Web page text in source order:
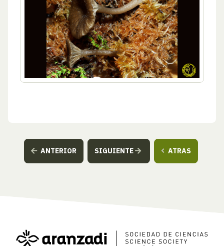
ANTERIOR SIGUIENTE ATRAS